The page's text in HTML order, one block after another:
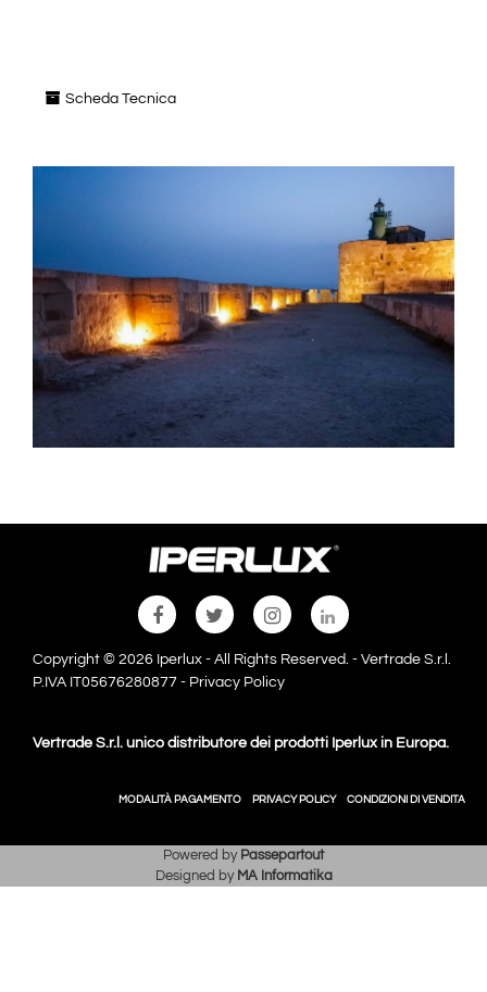
Scheda Tecnica
Copyright © 2026 Iperlux - All Rights Reserved. - Vertrade S.r.l.
P.IVA IT05676280877 - Privacy Policy
Vertrade S.r.l. unico distributore dei prodotti Iperlux in Europa.
MODALITÀ PAGAMENTO PRIVACY POLICY CONDIZIONI DI VENDITA
Powered by Passepartout
Designed by MA Informatika